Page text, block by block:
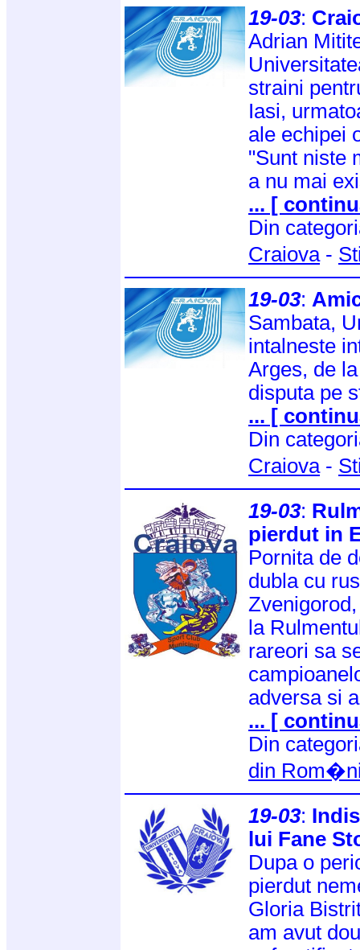
19-03:
Adrian
straini
Iasi,
ale echipei
"Sunt niste
a nu mai
... [
Din
Craiova-
19-03:
Sambata,
intalneste
Arges, de
disputa pe
... [
Din
Craiova-
19-03:
pierdut in
Pornita de
dubla cu
la
rareori sa
adversa si
... [
Din
din
19-03:
lui Fane
Dupa o
pierdut
Gloria
am avut